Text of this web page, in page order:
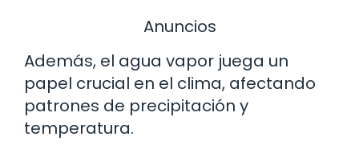
Anuncios
Además, el agua vapor juega un
papel crucial en el clima, afectando
patrones de precipitación y
temperatura.